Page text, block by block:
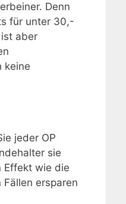
Denn
für unter 30,-
aber
keine
jeder OP
sie
Effekt wie die
ersparen